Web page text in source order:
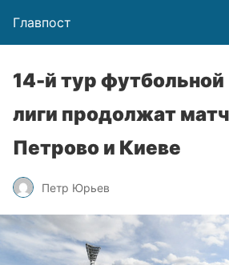
Главпост
14-й тур
лиги продолжат
Петрово и Киеве
Петр Юрьев